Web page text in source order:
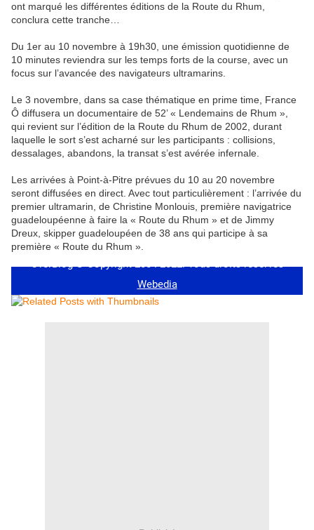
ont marqué les différentes éditions de la Route du Rhum,
conclura cette tranche…
Du 1er au 10 novembre à 19h30, une émission quotidienne de
10 minutes reviendra sur les temps forts de la course, avec un
focus sur l’avancée des navigateurs ultramarins.
Le 3 novembre, dans sa case thématique en prime time, France
Ô diffusera un documentaire de 52’ « Lendemains de Rhum »,
qui revient sur l’édition de la Route du Rhum de 2002, durant
laquelle le sort s’est acharné sur les participants : collisions,
dessalages, abandons, la transat s’est avérée infernale.
Les arrivées à Point-à-Pitre prévues du 10 au 20 novembre
seront diffusées en direct. Avec tout particulièrement : l’arrivée du
premier ultramarin, de Christine Monlouis, première navigatrice
guadeloupéenne à faire la « Route du Rhum » et de Jimmy
Dreux, skipper guadeloupéen de 38 ans qui participe à sa
première « Route du Rhum ».